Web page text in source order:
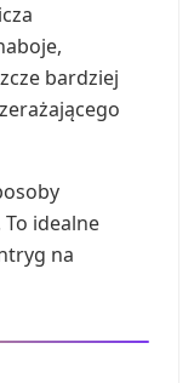
bardziej
idealne
na